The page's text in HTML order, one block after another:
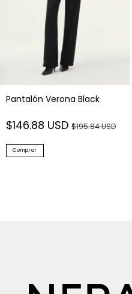
Pantalón Verona Black
$146.88 USD $195.84 USD
Comprar